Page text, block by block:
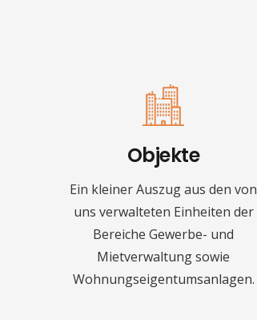
Objekte
Ein kleiner Auszug aus den von
uns verwalteten Einheiten der
Bereiche Gewerbe- und
Mietverwaltung sowie
Wohnungseigentumsanlagen.